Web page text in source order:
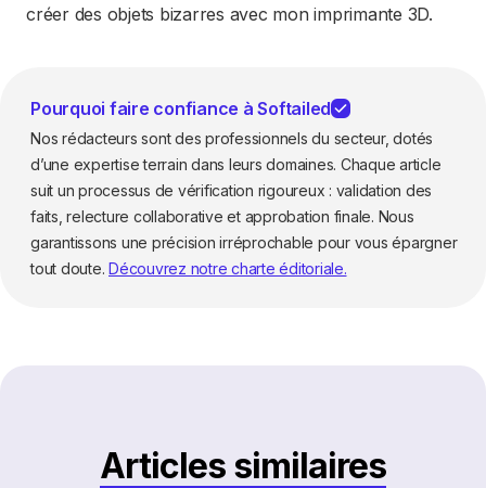
créer des objets bizarres avec mon imprimante 3D.
Pourquoi faire confiance à Softailed
Nos rédacteurs sont des professionnels du secteur, dotés
d’une expertise terrain dans leurs domaines. Chaque article
suit un processus de vérification rigoureux : validation des
faits, relecture collaborative et approbation finale. Nous
garantissons une précision irréprochable pour vous épargner
tout doute. Découvrez notre charte éditoriale.
Articles similaires